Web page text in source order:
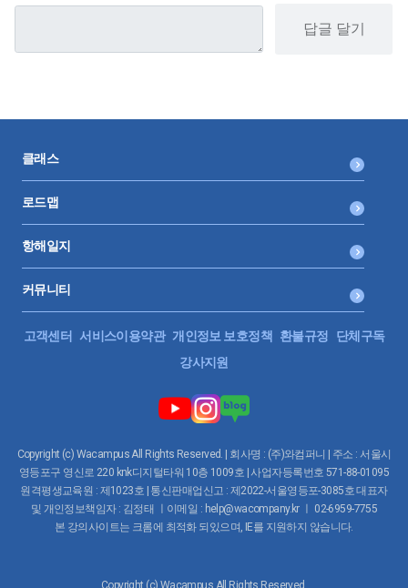
답글 달기
클래스
로드맵
항해일지
커뮤니티
고객센터 서비스이용약관 개인정보 보호정책 환불규정
단체구독
강사지원
Copyright (c) Wacampus All Rights Reserved. | 회사명 : (주)와컴퍼니 | 주소 : 서울시
영등포구 영신로 220 knk디지털타워 10층 1009호 | 사업자등록번호 571-88-01095
원격평생교육원 : 제1023호 | 통신판매업신고 : 제2022-서울영등포-3085호 대표자
및 개인정보책임자 : 김정태 ㅣ이메일 : help@wacompany.kr ㅣ 02-6959-7755
본 강의사이트는 크롬에 최적화 되있으며, IE를 지원하지 않습니다.
Copyright (c) Wacampus All Rights Reserved.